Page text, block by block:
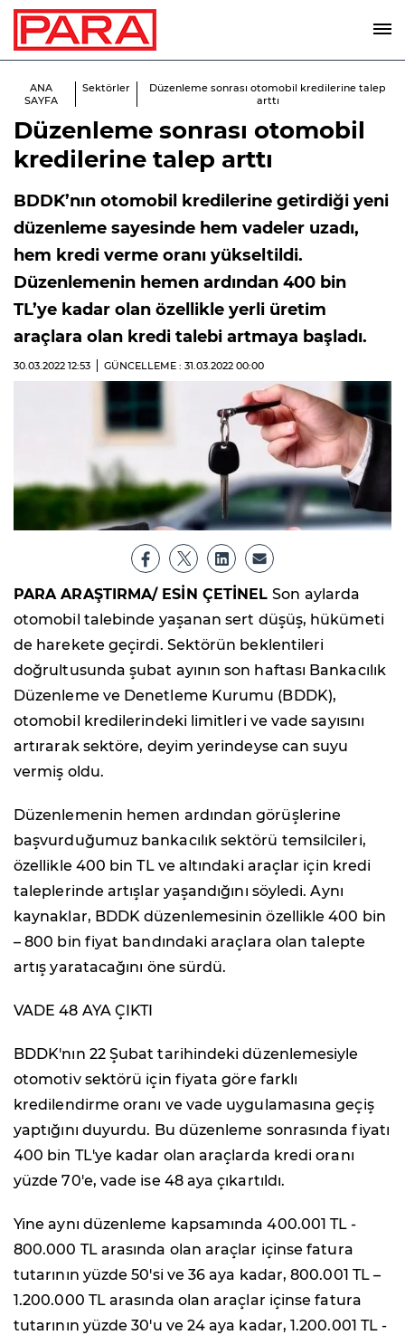
ANA
SAYFA
Sektörler
Düzenleme sonrası otomobil kredilerine talep
arttı
Düzenleme sonrası otomobil
kredilerine talep arttı
BDDK’nın otomobil kredilerine getirdiği yeni
düzenleme sayesinde hem vadeler uzadı,
hem kredi verme oranı yükseltildi.
Düzenlemenin hemen ardından 400 bin
TL’ye kadar olan özellikle yerli üretim
araçlara olan kredi talebi artmaya başladı.
30.03.2022 12:53 GÜNCELLEME : 31.03.2022 00:00
PARA ARAŞTIRMA/ ESİN ÇETİNELSon aylarda
otomobil talebinde yaşanan sert düşüş, hükümeti
de harekete geçirdi. Sektörün beklentileri
doğrultusunda şubat ayının son haftası Bankacılık
Düzenleme ve Denetleme Kurumu (BDDK),
otomobil kredilerindeki limitleri ve vade sayısını
artırarak sektöre, deyim yerindeyse can suyu
vermiş oldu.
Düzenlemenin hemen ardından görüşlerine
başvurduğumuz bankacılık sektörü temsilcileri,
özellikle 400 bin TL ve altındaki araçlar için kredi
taleplerinde artışlar yaşandığını söyledi. Aynı
kaynaklar, BDDK düzenlemesinin özellikle 400 bin
– 800 bin fiyat bandındaki araçlara olan talepte
artış yaratacağını öne sürdü.
VADE 48 AYA ÇIKTI
BDDK'nın 22 Şubat tarihindeki düzenlemesiyle
otomotiv sektörü için fiyata göre farklı
kredilendirme oranı ve vade uygulamasına geçiş
yaptığını duyurdu. Bu düzenleme sonrasında fiyatı
400 bin TL'ye kadar olan araçlarda kredi oranı
yüzde 70'e, vade ise 48 aya çıkartıldı.
Yine aynı düzenleme kapsamında 400.001 TL -
800.000 TL arasında olan araçlar içinse fatura
tutarının yüzde 50'si ve 36 aya kadar, 800.001 TL –
1.200.000 TL arasında olan araçlar içinse fatura
tutarının yüzde 30'u ve 24 aya kadar, 1.200.001 TL -